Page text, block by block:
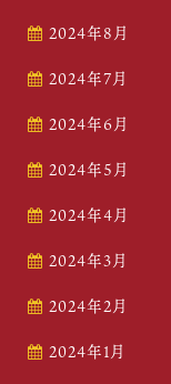
2024年8月
2024年7月
2024年6月
2024年5月
2024年4月
2024年3月
2024年2月
2024年1月